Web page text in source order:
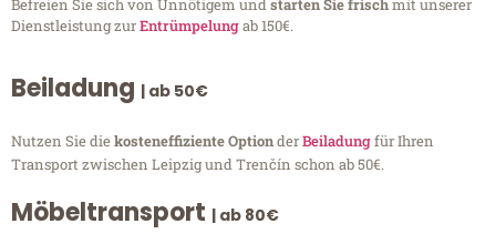
Befreien Sie sich von Unnötigem undstarten Sie frischmit unserer
Dienstleistung zurEntrümpelungab 150€.
Beiladung | ab 50€
Nutzen Sie diekosteneffiziente OptionderBeiladungfür Ihren
Transport zwischen Leipzig und Trenčín schon ab 50€.
Möbeltransport | ab 80€